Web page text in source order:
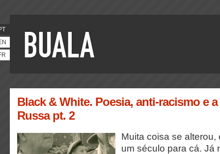
Black & White. Poesia, anti-racismo e
Russa pt. 2
Muita coisa se alterou,
um século para cá. Já